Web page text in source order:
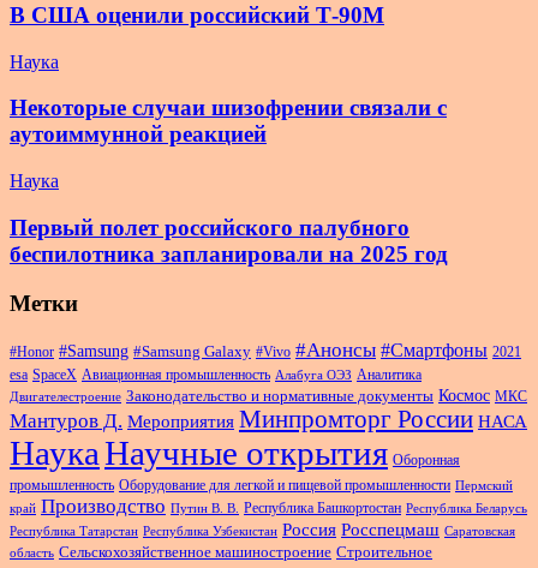
В США оценили российский Т-90М
Наука
Некоторые случаи шизофрении связали с
аутоиммунной реакцией
Наука
Первый полет российского палубного
беспилотника запланировали на 2025 год
Метки
#Honor #Samsung #Samsung Galaxy #Vivo #Анонсы #Смартфоны 2021
esa SpaceX Авиационная промышленность Алабуга ОЭЗ Аналитика
Двигателестроение Законодательство и нормативные документы Космос МКС
Мантуров Д. Мероприятия Минпромторг России НАСА
НаукаНаучные открытия Оборонная
промышленность Оборудование для легкой и пищевой промышленности Пермский
край Производство Путин В. В. Республика Башкортостан Республика Беларусь
Республика Татарстан Республика Узбекистан Россия Росспецмаш Саратовская
область Сельскохозяйственное машиностроение Строительное